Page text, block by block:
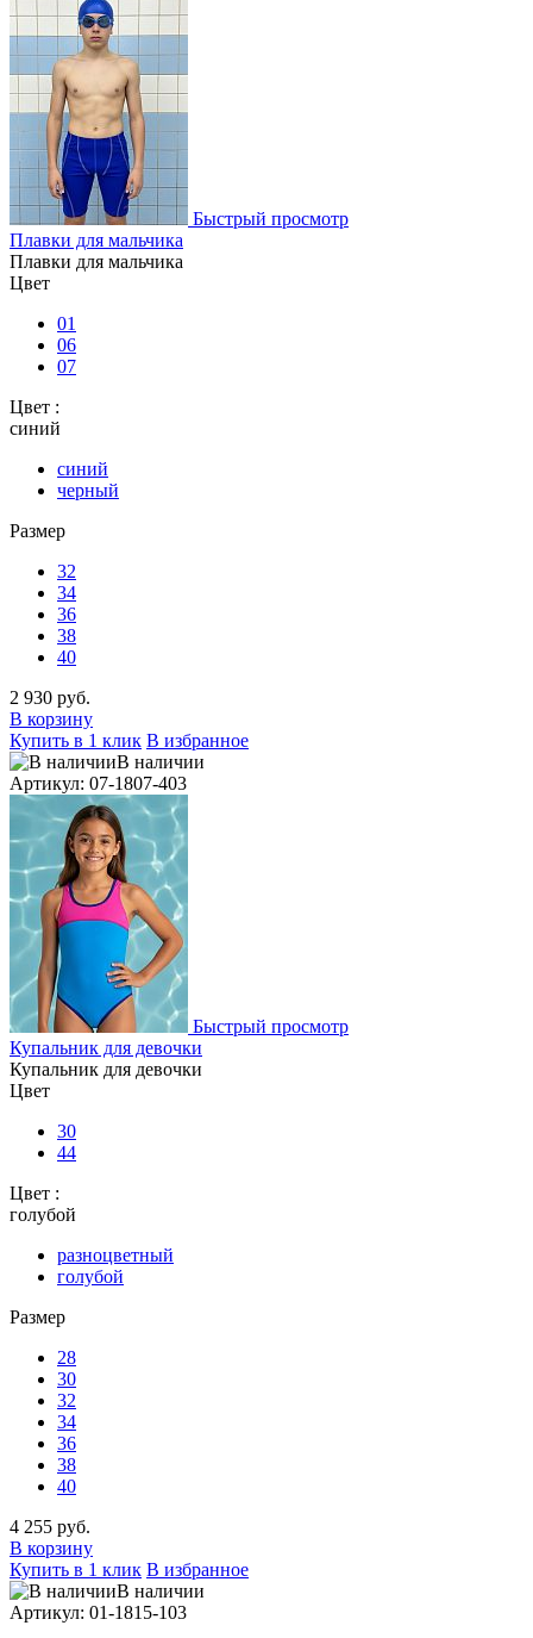
Быстрый просмотр
Плавки для мальчика
Плавки для мальчика
Цвет
01
06
07
Цвет :
синий
синий
черный
Размер
32
34
36
38
40
2 930 руб.
В корзину
Купить в 1 клик В избранное
В наличии
Артикул: 07-1807-403
Быстрый просмотр
Купальник для девочки
Купальник для девочки
Цвет
30
44
Цвет :
голубой
разноцветный
голубой
Размер
28
30
32
34
36
38
40
4 255 руб.
В корзину
Купить в 1 клик В избранное
В наличии
Артикул: 01-1815-103